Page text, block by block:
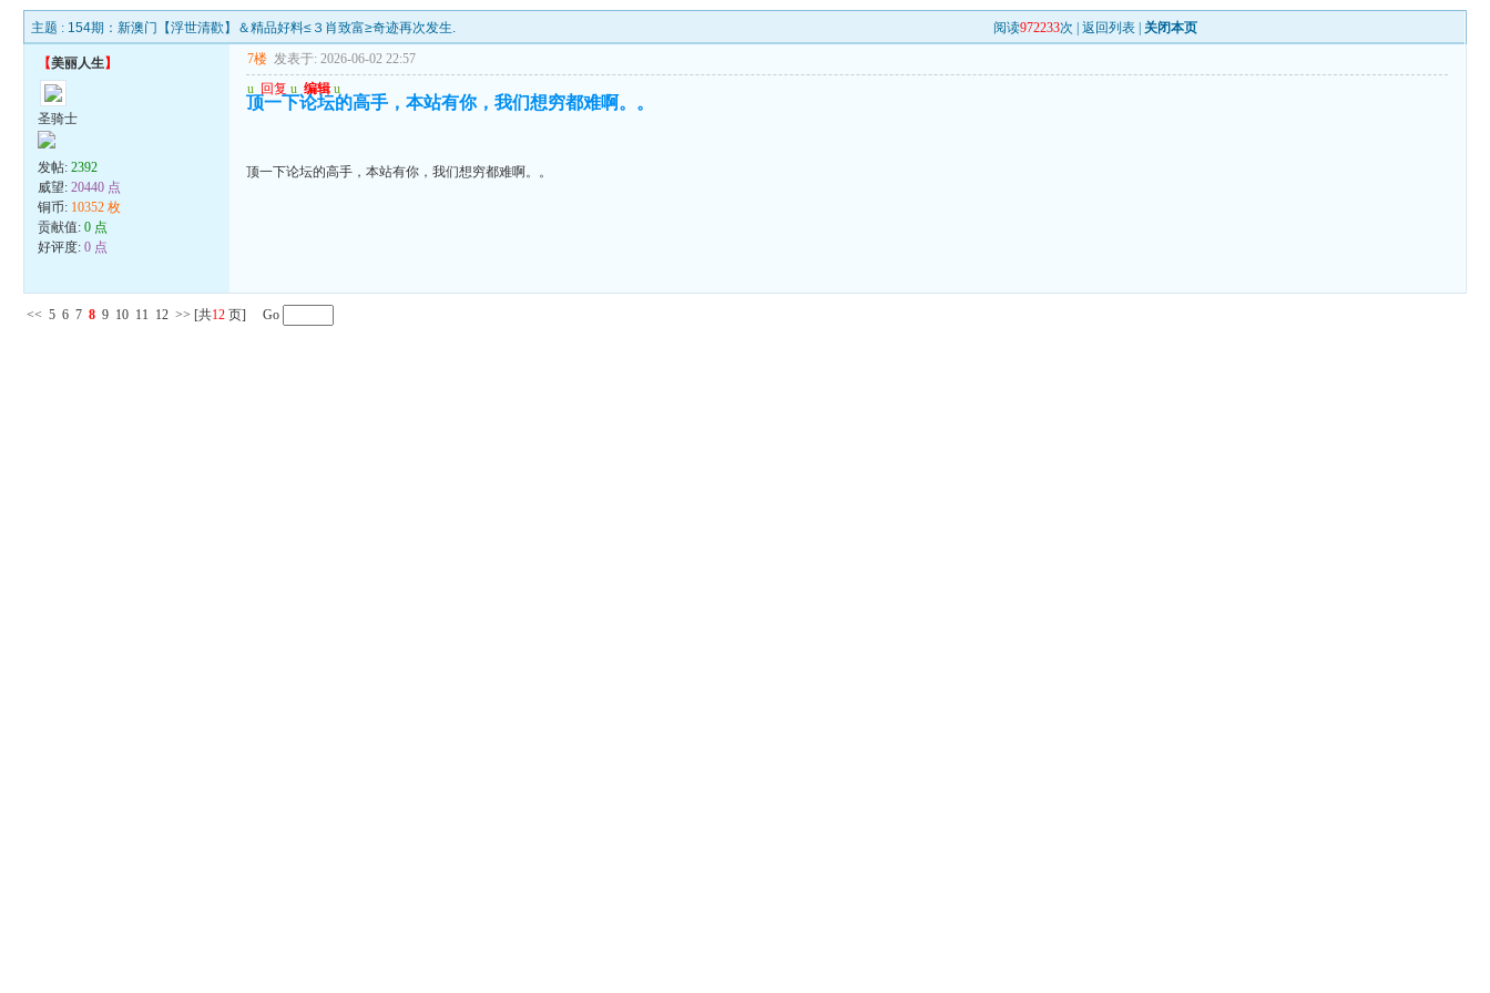
主题 : 154期：新澳门【浮世清歡】＆精品好料≤３肖致富≥奇迹再次发生. 阅读972233次 |返回列表 关闭本页
【美丽人生】
圣骑士
发帖:2392
威望:20440 点
铜币: 10352 枚
贡献值:0 点
好评度:0 点
7楼 发表于: 2026-06-02 22:57
u 回复 u 编辑 u
顶一下论坛的高手，本站有你，我们想穷都难啊。。
顶一下论坛的高手，本站有你，我们想穷都难啊。。
<< 5 6 7 8 9 10 11 12 >> [共12 页] Go